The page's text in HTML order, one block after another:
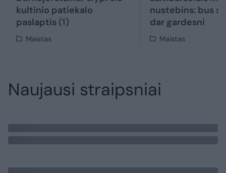
kultinio patiekalo
paslaptis (1)
Maistas
nustebins: bus
dar gardesni
Maistas
Naujausi straipsniai